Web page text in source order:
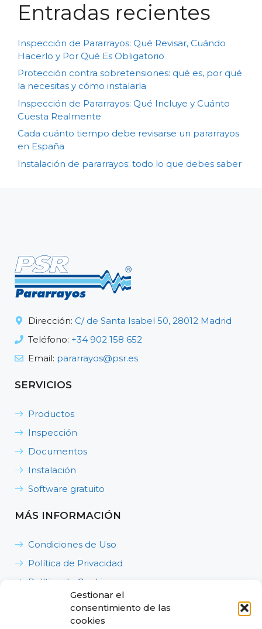
Gestionar el
consentimiento de las
cookies
Entradas recientes
Inspección de Pararrayos: Qué Revisar, Cuándo
Hacerlo y Por Qué Es Obligatorio
Protección contra sobretensiones: qué es, por qué
la necesitas y cómo instalarla
Inspección de Pararrayos: Qué Incluye y Cuánto
Cuesta Realmente
Cada cuánto tiempo debe revisarse un pararrayos
en España
Instalación de pararrayos: todo lo que debes saber
Dirección: C/ de Santa Isabel 50, 28012 Madrid
Teléfono: +34 902 158 652
Email: pararrayos@psr.es
SERVICIOS
Productos
Inspección
Documentos
Instalación
Software gratuito
MÁS INFORMACIÓN
Condiciones de Uso
Política de Privacidad
Política de Cookies
Política de Calidad, Medioambiente y Seguridad y
Salud en el Trabajo